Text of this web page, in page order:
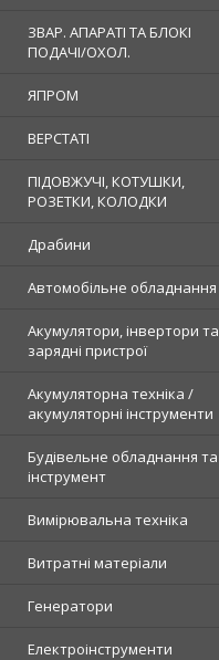
ЗВАР. АПАРАТІ ТА БЛОКІ
ПОДАЧІ/ОХОЛ.
ЯПРОМ
ВЕРСТАТІ
ПІДОВЖУЧІ, КОТУШКИ,
РОЗЕТКИ, КОЛОДКИ
Драбини
Автомобільне обладнання
Акумулятори, інвертори та
зарядні пристрої
Акумуляторна техніка /
акумуляторні інструменти
Будівельне обладнання та
інструмент
Вимірювальна техніка
Витратні матеріали
Генератори
Електроінструменти